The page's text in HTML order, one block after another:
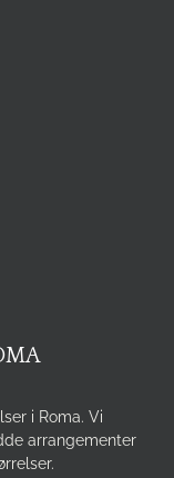
i Roma. Vi
arrangementer